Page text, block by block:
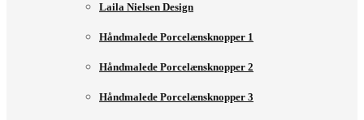
Laila Nielsen Design
Håndmalede Porcelænsknopper 1
Håndmalede Porcelænsknopper 2
Håndmalede Porcelænsknopper 3